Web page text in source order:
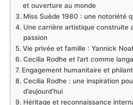
et ouverture au monde
Miss Suède 1980 : une notoriété
Une carrière artistique construite
passion
Vie privée et famille : Yannick
Cecilia Rodhe et l’art comme
Engagement humanitaire et
Cecilia Rodhe : une inspiration
d’aujourd’hui
Héritage et reconnaissance